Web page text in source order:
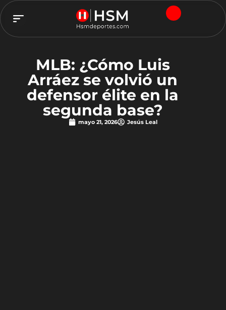
MLB: ¿Cómo Luis
Arráez se volvió un
defensor élite en la
segunda base?
mayo 21, 2026 Jesús Leal